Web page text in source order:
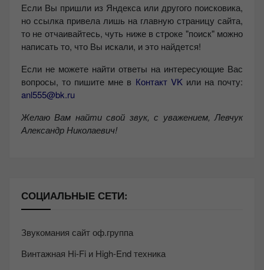
Если Вы пришли из Яндекса или другого поисковика,
но ссылка привела лишь на главную страницу сайта,
то не отчаивайтесь, чуть ниже в строке "поиск" можно
написать то, что Вы искали, и это найдется!
Если не можете найти ответы на интересующие Вас
вопросы, то пишите мне в Контакт VKили на почту:
anl555@bk.ru
Желаю Вам найти свой звук, с уважением, Левчук
Александр Николаевич!
СОЦИАЛЬНЫЕ СЕТИ:
Звукомания сайт оф.группа
Винтажная Hi-Fi и High-End техника